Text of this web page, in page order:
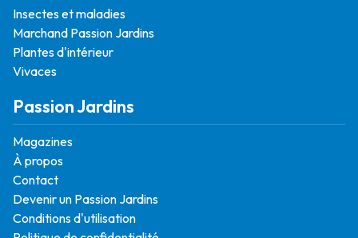
Insectes et maladies
Marchand Passion Jardins
Plantes d'intérieur
Vivaces
Passion Jardins
Magazines
À propos
Contact
Devenir un Passion Jardins
Conditions d'utilisation